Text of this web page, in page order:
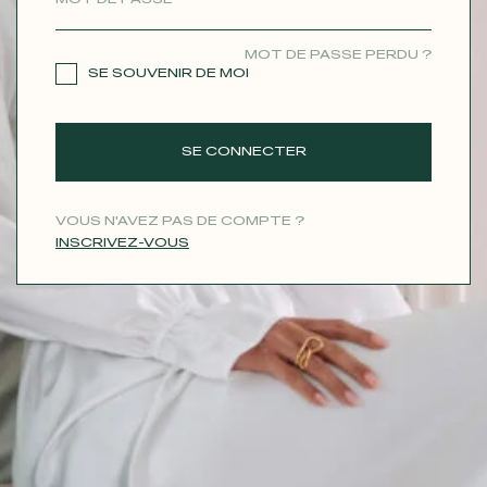
MOT DE PASSE PERDU ?
SE SOUVENIR DE MOI
SE CONNECTER
VOUS N'AVEZ PAS DE COMPTE ?
INSCRIVEZ-VOUS